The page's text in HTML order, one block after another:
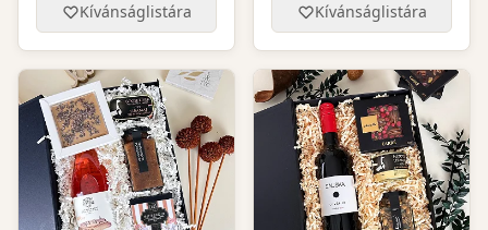
Kívánságlistára Kívánságlistára